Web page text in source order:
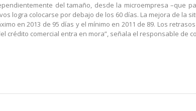
del tamaño, desde la microempresa –que
logra colocarse por debajo de los 60 días. La mejora de
en 2013 de 95 días y el mínimo en 2011 de 89. Los
crédito comercial entra en mora”, señala el responsable de